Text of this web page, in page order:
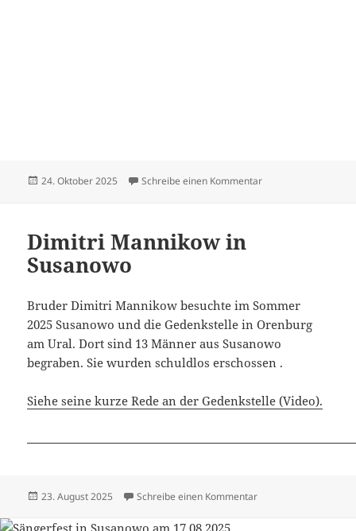
Veröffentlicht
24. Oktober 2025 Schreibe einen Kommentarzu Hildebrandt
Dimitri Mannikow in
Susanowo
Bruder Dimitri Mannikow besuchte im Sommer
2025 Susanowo und die Gedenkstelle in Orenburg
am Ural. Dort sind 13 Männer aus Susanowo
begraben. Sie wurden schuldlos erschossen .
Siehe seine kurze Rede an der Gedenkstelle (Video).
Veröffentlicht
23. August 2025 Schreibe einen Kommentarzu Dimitri Mannikow